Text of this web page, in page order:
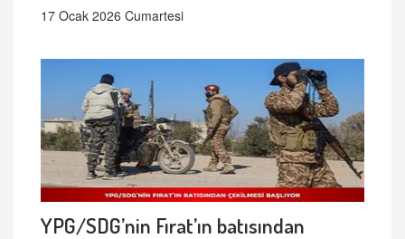
17 Ocak 2026 Cumartesi
YPG/SDG’nin Fırat’ın batısından